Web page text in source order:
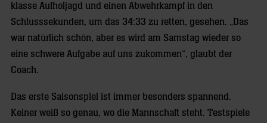
klasse Aufholjagd und einen Abwehrkampf in den
Schlusssekunden, um das 34:33 zu retten, gesehen. „Das
war natürlich schön, aber es wird am Samstag wieder so
eine schwere Aufgabe auf uns zukommen“, glaubt der
Coach.
Das erste Saisonspiel ist immer besonders spannend.
Keiner weiß so genau, wo die Mannschaft steht. Testspiele